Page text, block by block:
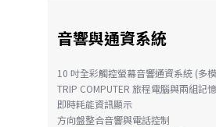
音響與通資系統
10 吋全彩觸控螢幕音響通資系統 (多
TRIP COMPUTER 旅程電腦與兩組記
即時耗能資訊顯示
方向盤整合音響與電話控制